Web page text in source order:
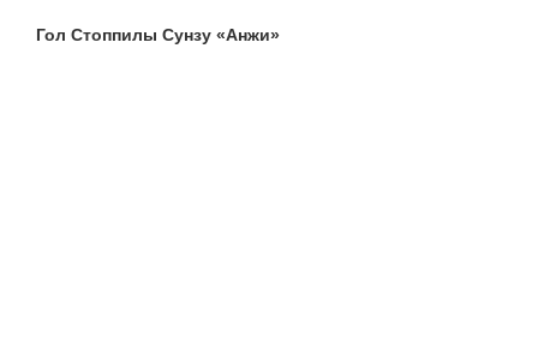
Гол Стоппилы Сунзу «Анжи»